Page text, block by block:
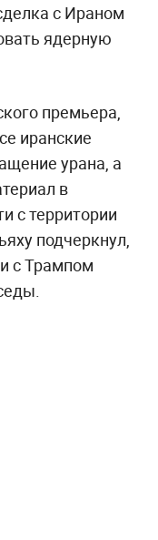
с Ираном
ядерную
премьера,
иранские
урана, а
в
с территории
подчеркнул,
с Трампом